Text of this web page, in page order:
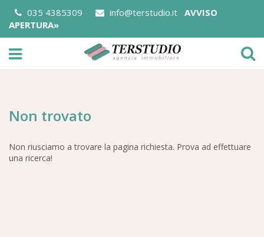
035 4385309 info@terstudio.it AVVISO
APERTURA»
Non trovato
Non riusciamo a trovare la pagina richiesta. Prova ad effettuare
una ricerca!